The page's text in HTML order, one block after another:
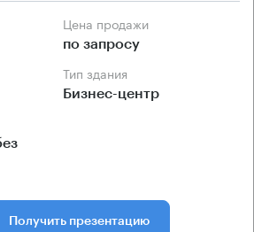
Цена продажи
по запросу
Тип здания
Бизнес-центр
Получить презентацию